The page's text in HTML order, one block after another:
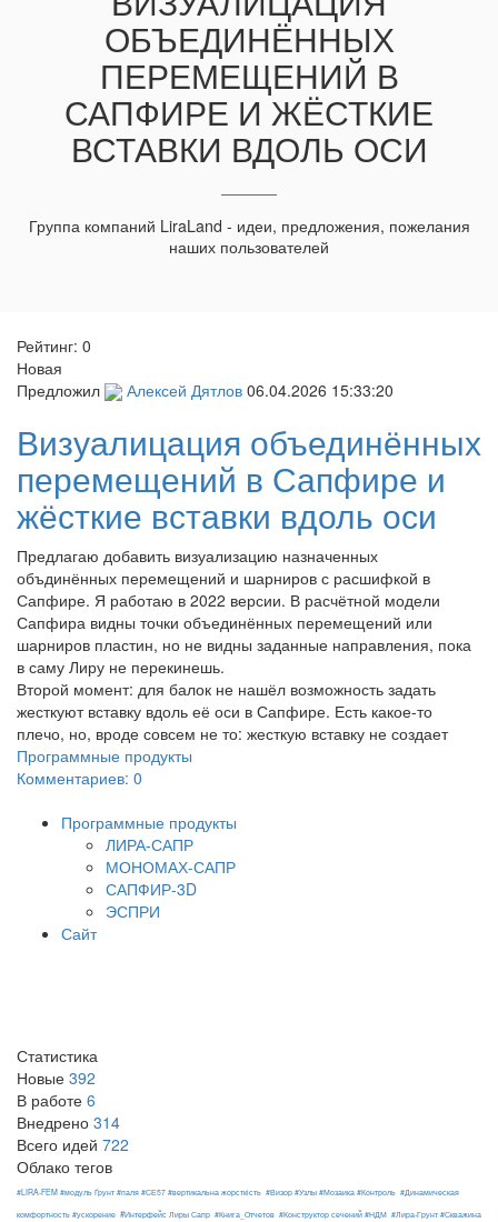
ОБЪЕДИНЁННЫХ
ПЕРЕМЕЩЕНИЙ В
САПФИРЕ И ЖЁСТКИЕ
ВСТАВКИ ВДОЛЬ ОСИ
Группа компаний LiraLand - идеи, предложения, пожелания
наших пользователей
Рейтинг: 0
Новая
Предложил
Алексей Дятлов 06.04.2026 15:33:20
Визуалицация объединённых
перемещений в Сапфире и
жёсткие вставки вдоль оси
Предлагаю добавить визуализацию назначенных
объдинённых перемещений и шарниров с расшифкой в
Сапфире. Я работаю в 2022 версии. В расчётной модели
Сапфира видны точки объединённых перемещений или
шарниров пластин, но не видны заданные направления, пока
в саму Лиру не перекинешь.
Второй момент: для балок не нашёл возможность задать
жесткуют вставку вдоль её оси в Сапфире. Есть какое-то
плечо, но, вроде совсем не то: жесткую вставку не создает
Программные продукты
Комментариев: 0
Программные продукты
ЛИРА-САПР
МОНОМАХ-САПР
САПФИР-3D
ЭСПРИ
Сайт
Статистика
Новые 392
В работе 6
Внедрено 314
Всего идей 722
Облако тегов
#LIRA-FEM #модуль Ґрунт #паля #СЕ57 #вертикальна жорсткість #Визор #Узлы #Мозаика #Контроль #Динамическая
комфортность #ускорение #Интерфейс Лиры Сапр #Книга_Отчетов #Конструктор сечений #НДМ #Лира-Грунт #Скважина